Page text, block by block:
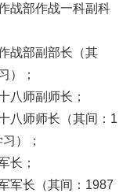
部作战一科副科
部副部长（其
）；
师副师长；
师师长（其间：1
）；
；
长（其间：1987